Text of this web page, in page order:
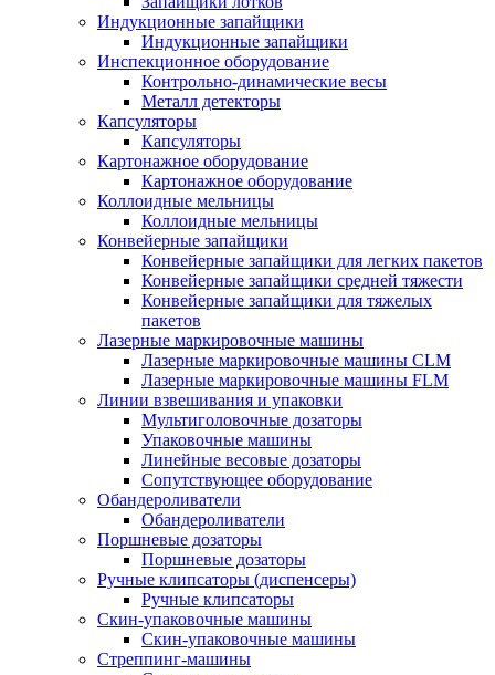
Индукционные запайщики
Индукционные запайщики
Инспекционное оборудование
Контрольно-динамические весы
Металл детекторы
Капсуляторы
Капсуляторы
Картонажное оборудование
Картонажное оборудование
Коллоидные мельницы
Коллоидные мельницы
Конвейерные запайщики
Конвейерные запайщики для легких пакетов
Конвейерные запайщики средней тяжести
Конвейерные запайщики для тяжелых
пакетов
Лазерные маркировочные машины
Лазерные маркировочные машины CLM
Лазерные маркировочные машины FLM
Линии взвешивания и упаковки
Мультиголовочные дозаторы
Упаковочные машины
Линейные весовые дозаторы
Сопутствующее оборудование
Обандероливатели
Обандероливатели
Поршневые дозаторы
Поршневые дозаторы
Ручные клипсаторы (диспенсеры)
Ручные клипсаторы
Скин-упаковочные машины
Скин-упаковочные машины
Стреппинг-машины